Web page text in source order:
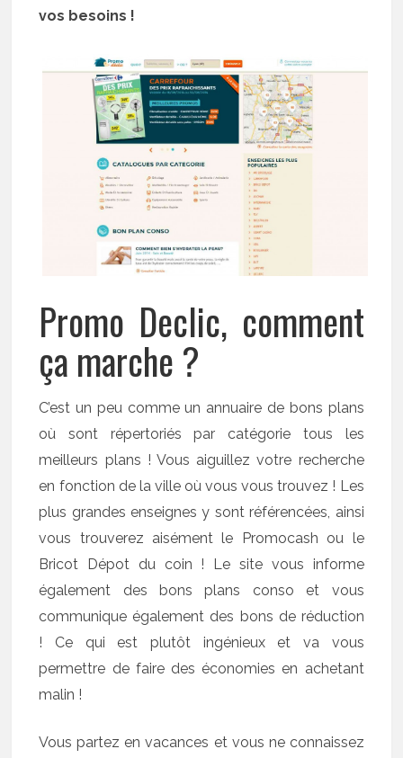
vos besoins !
Promo Declic, comment
ça marche ?
C’est un peu comme un annuaire de bons plans
où sont répertoriés par catégorie tous les
meilleurs plans ! Vous aiguillez votre recherche
en fonction de la ville où vous vous trouvez ! Les
plus grandes enseignes y sont référencées, ainsi
vous trouverez aisément le Promocash ou le
Bricot Dépot du coin ! Le site vous informe
également des bons plans conso et vous
communique également des bons de réduction
! Ce qui est plutôt ingénieux et va vous
permettre de faire des économies en achetant
malin !
Vous partez en vacances et vous ne connaissez